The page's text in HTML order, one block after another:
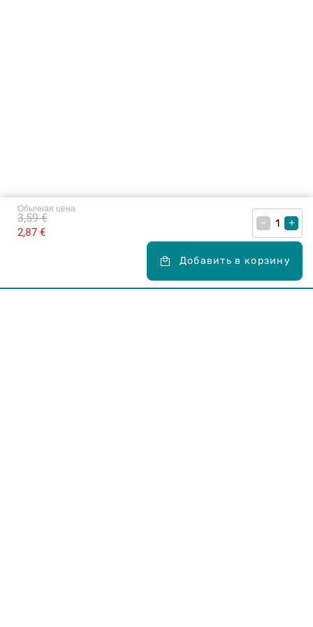
Обычная цена
2,87 €
3,59 € – +
Добавить в корзину